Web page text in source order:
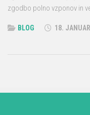
zgodbo polno vzponov in
BLOG 18.